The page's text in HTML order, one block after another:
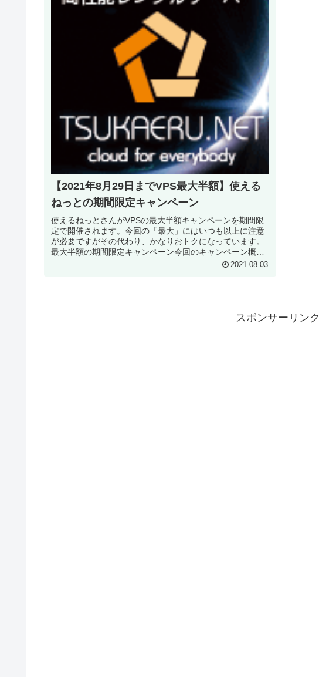
【2021年8月29日までVPS最大半額】使える
ねっとの期間限定キャンペーン
使えるねっとさんがVPSの最大半額キャンペーンを期間限
定で開催されます。今回の「最大」にはいつも以上に注意
が必要ですがその代わり、かなりおトクになっています。
最大半額の期間限定キャンペーン今回のキャンペーン概要
2021.08.03
スポンサーリンク